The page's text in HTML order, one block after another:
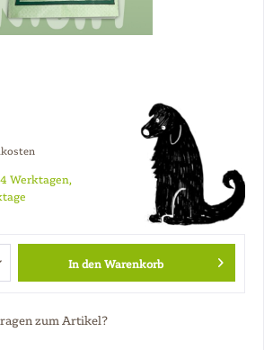
Werktagen,
In denWarenkorb
zum Artikel?